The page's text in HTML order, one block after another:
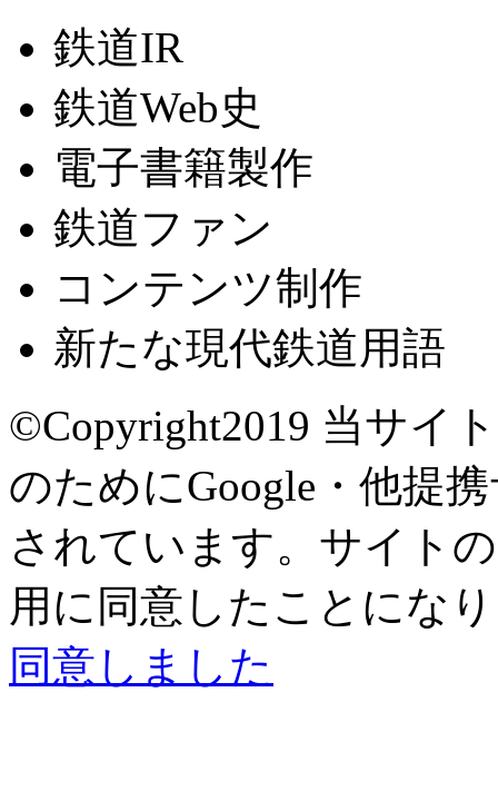
鉄道IR
鉄道Web史
電子書籍製作
鉄道ファン
コンテンツ制作
新たな現代鉄道用語
©Copyright2019 当サイ
のためにGoogle・他提
されています。サイト
用に同意したことにな
同意しました